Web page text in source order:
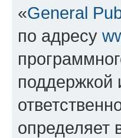
«General
по адресу
поддержкой
определяет